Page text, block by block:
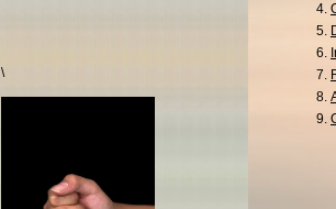
\